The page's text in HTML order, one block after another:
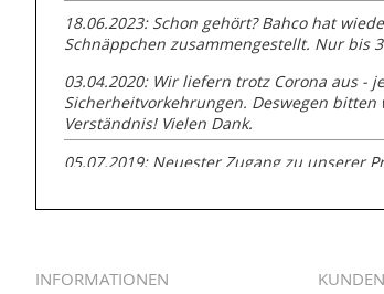
18.06.2023: Schon gehört? Bahco hat
Schnäppchen zusammengestellt. Nur bis
03.04.2020: Wir liefern trotz Corona aus -
Sicherheitvorkehrungen. Deswegen
Verständnis! Vielen Dank.
05.07.2019: Neuester Zugang zu unserer
04.11.2018: Überarbeitung der Corporate
INFORMATIONEN